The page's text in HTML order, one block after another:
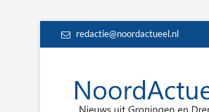
redactie@noordactueel.nl